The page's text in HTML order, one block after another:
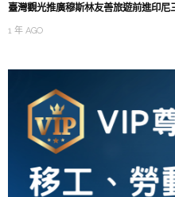
臺灣觀光推廣穆斯林友善旅遊前進印
1 年 AGO